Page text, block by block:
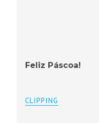
Feliz Páscoa!
CLIPPING